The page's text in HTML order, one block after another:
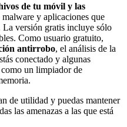
de tu móvil y las
malware y aplicaciones que
La versión gratis incluye sólo
Como usuario gratuito,
antirrobo, el análisis de la
conectado y algunas
un limpiador de
de utilidad y puedas mantener
las amenazas a las que está